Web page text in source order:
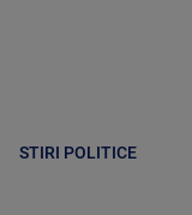
STIRI POLITICE